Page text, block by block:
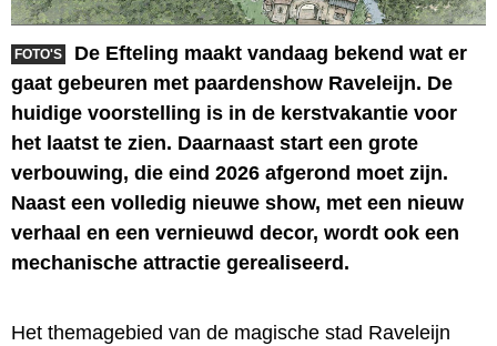
FOTO'S
De Efteling maakt vandaag bekend wat er
gaat gebeuren met paardenshow Raveleijn. De
huidige voorstelling is in de kerstvakantie voor
het laatst te zien. Daarnaast start een grote
verbouwing, die eind 2026 afgerond moet zijn.
Naast een volledig nieuwe show, met een nieuw
verhaal en een vernieuwd decor, wordt ook een
mechanische attractie gerealiseerd.
Het themagebied van de magische stad Raveleijn